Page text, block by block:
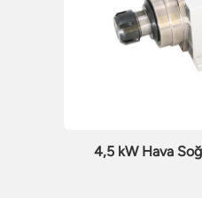
4,5 kW Hava